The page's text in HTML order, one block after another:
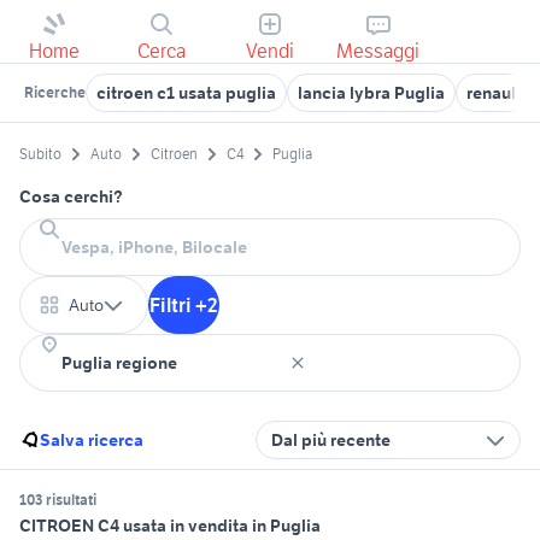
Home Cerca Vendi Messaggi
Ricerche citroen c1 usata puglia lancia lybra Puglia renault
Subito Auto Citroen C4 Puglia
Cosa cerchi?
Auto Filtri +2
Salva ricerca Dal più recente
103 risultati
CITROEN C4 usata in vendita in Puglia